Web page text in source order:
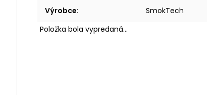
Výrobce:
SmokTech
Položka bola vypredaná…